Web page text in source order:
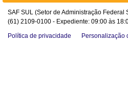
SAF SUL (Setor de Administração
(61) 2109-0100 - Expediente: 09:00 às
Política de privacidade
Personalização